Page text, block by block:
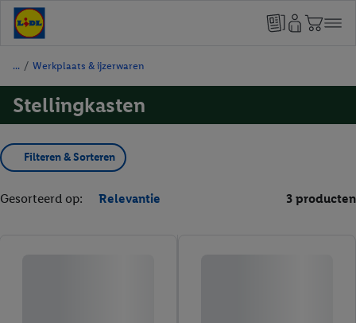
/ Werkplaats & ijzerwaren
Stellingkasten
Filteren & Sorteren
Gesorteerd op: Relevantie 3 producten